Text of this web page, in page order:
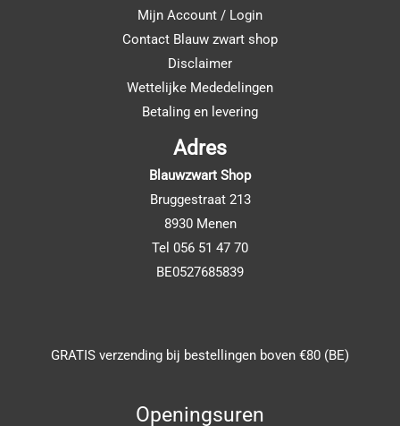
Mijn Account / Login
Contact Blauw zwart shop
Disclaimer
Wettelijke Mededelingen
Betaling en levering
Adres
Blauwzwart Shop
Bruggestraat 213
8930 Menen
Tel 056 51 47 70
BE0527685839
GRATIS verzending bij bestellingen boven €80 (BE)
Openingsuren